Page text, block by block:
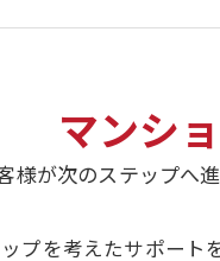
マンシ
様が次のステップへ
プを考えたサポー